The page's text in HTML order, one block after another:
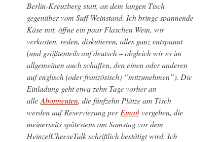
Berlin-Kreuzberg statt, an dem langen Tisch
gegenüber vom Suff-Weinstand. Ich bringe spannende
Käse mit, öffne ein paar Flaschen Wein, wir
verkosten, reden, diskutieren, alles ganz entspannt
(und größtenteils auf deutsch – obgleich wir es im
allgemeinen auch schaffen, den einen oder anderen
auf englisch (oder französisch) “mitzunehmen”). Die
Einladung geht etwa zehn Tage vorher an
alle Abonnenten, die fünfzehn Plätze am Tisch
werden auf Reservierung per Emailvergeben, die
meinerseits spätestens am Samstag vor dem
HeinzelCheeseTalk schriftlich bestätigt wird. Ich